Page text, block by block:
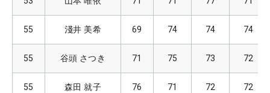
55 淺井 美希 69 74 74 74
55 谷頭 さつき 71 75 73 72
55 森田 就子 76 71 72 72